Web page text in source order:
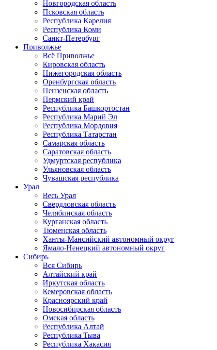
Новгородская область
Псковская область
Республика Карелия
Республика Коми
Санкт-Петербург
Приволжье
Всё Приволжье
Кировская область
Нижегородская область
Оренбургская область
Пензенская область
Пермский край
Республика Башкортостан
Республика Марий Эл
Республика Мордовия
Республика Татарстан
Самарская область
Саратовская область
Удмуртская республика
Ульяновская область
Чувашская республика
Урал
Весь Урал
Свердловская область
Челябинская область
Курганская область
Тюменская область
Ханты-Мансийский автономный округ
Ямало-Ненецкий автономный округ
Сибирь
Вся Сибирь
Алтайский край
Иркутская область
Кемеровская область
Красноярский край
Новосибирская область
Омская область
Республика Алтай
Республика Тыва
Республика Хакасия